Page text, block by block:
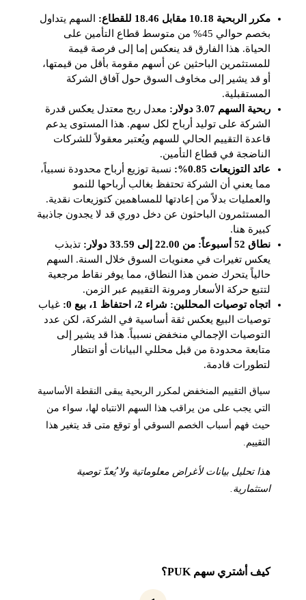
مكرر الربحية 10.18 مقابل 18.46 للقطاع:
السهم يتداول
بخصم حوالي 45% من متوسط قطاع التأمين على
الحياة. هذا الفارق قد ينعكس إما إلى فرصة قيمة
للمستثمرين الباحثين عن أسهم مقومة بأقل من قيمتها،
أو قد يشير إلى مخاوف السوق حول آفاق الشركة
المستقبلية.
ربحية السهم 3.07 دولار:
معدل ربح معتدل يعكس قدرة
الشركة على توليد أرباح لكل سهم. هذا المستوى يدعم
قاعدة التقييم الحالي للسهم ويُعتبر معقولاً للشركات
الناضجة في قطاع التأمين.
عائد التوزيعات 0.85%:
نسبة توزيع أرباح محدودة نسبياً،
مما يعني أن الشركة تحتفظ بغالب أرباحها للنمو
والعمليات بدلاً من إعادتها للمساهمين كتوزيعات نقدية.
المستثمرون الباحثون عن دخل دوري قد لا يجدون جاذبية
كبيرة هنا.
نطاق 52 أسبوعاً: من 22.00 إلى 33.59 دولار:
تذبذب
يعكس تغيرات في معنويات السوق خلال السنة. السهم
حالياً يتحرك ضمن هذا النطاق، مما يوفر نقاط مرجعية
لتتبع حركة الأسعار ومرونة التقييم عبر الزمن.
اتجاه توصيات المحللين: شراء 2، احتفاظ 1، بيع 0:
غياب
توصيات البيع يعكس ثقة أساسية في الشركة، لكن عدد
التوصيات الإجمالي منخفض نسبياً. هذا قد يشير إلى
متابعة محدودة من قبل محللي البيانات أو انتظار
لتطورات قادمة.
سياق التقييم المنخفض لمكرر الربحية يبقى النقطة الأساسية
التي يجب على من يراقب هذا السهم الانتباه لها، سواء من
حيث فهم أسباب الخصم السوقي أو توقع متى قد يتغير هذا
التقييم.
هذا تحليل بيانات لأغراض معلوماتية ولا يُعدّ توصية
استثمارية.
كيف أشتري سهم PUK؟